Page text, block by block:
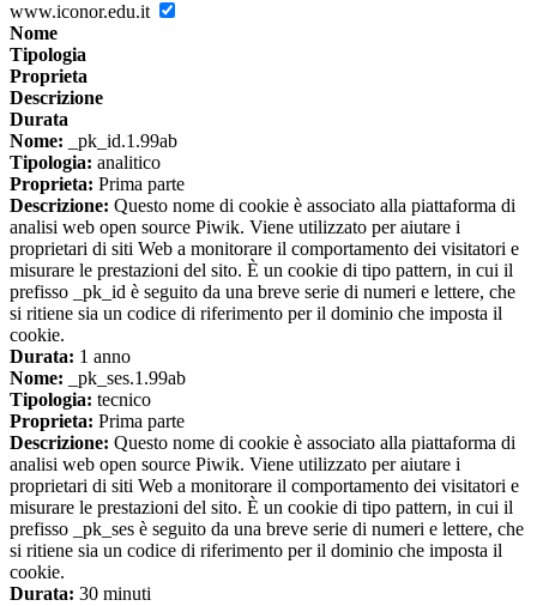
www.iconor.edu.it
Nome
Tipologia
Proprieta
Descrizione
Durata
Nome: _pk_id.1.99ab
Tipologia: analitico
Proprieta: Prima parte
Descrizione: Questo nome di cookie è associato alla piattaforma di
analisi web open source Piwik. Viene utilizzato per aiutare i
proprietari di siti Web a monitorare il comportamento dei visitatori e
misurare le prestazioni del sito. È un cookie di tipo pattern, in cui il
prefisso _pk_id è seguito da una breve serie di numeri e lettere, che
si ritiene sia un codice di riferimento per il dominio che imposta il
cookie.
Durata: 1 anno
Nome: _pk_ses.1.99ab
Tipologia: tecnico
Proprieta: Prima parte
Descrizione: Questo nome di cookie è associato alla piattaforma di
analisi web open source Piwik. Viene utilizzato per aiutare i
proprietari di siti Web a monitorare il comportamento dei visitatori e
misurare le prestazioni del sito. È un cookie di tipo pattern, in cui il
prefisso _pk_ses è seguito da una breve serie di numeri e lettere, che
si ritiene sia un codice di riferimento per il dominio che imposta il
cookie.
Durata: 30 minuti